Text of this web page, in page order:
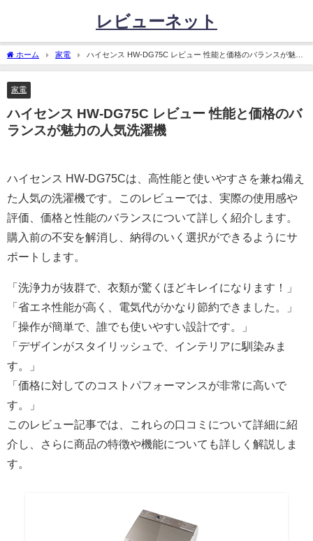
レビューネット
ホーム 家電
ハイセンス HW-DG75C レビュー 性能と価格のバランスが魅力
の人気洗濯機
家電
ハイセンス HW-DG75C レビュー 性能と価格のバ
ランスが魅力の人気洗濯機
ハイセンス HW-DG75Cは、高性能と使いやすさを兼ね備え
た人気の洗濯機です。このレビューでは、実際の使用感や
評価、価格と性能のバランスについて詳しく紹介します。
購入前の不安を解消し、納得のいく選択ができるようにサ
ポートします。
「洗浄力が抜群で、衣類が驚くほどキレイになります！」
「省エネ性能が高く、電気代がかなり節約できました。」
「操作が簡単で、誰でも使いやすい設計です。」
「デザインがスタイリッシュで、インテリアに馴染みま
す。」
「価格に対してのコストパフォーマンスが非常に高いで
す。」
このレビュー記事では、これらの口コミについて詳細に紹
介し、さらに商品の特徴や機能についても詳しく解説しま
す。